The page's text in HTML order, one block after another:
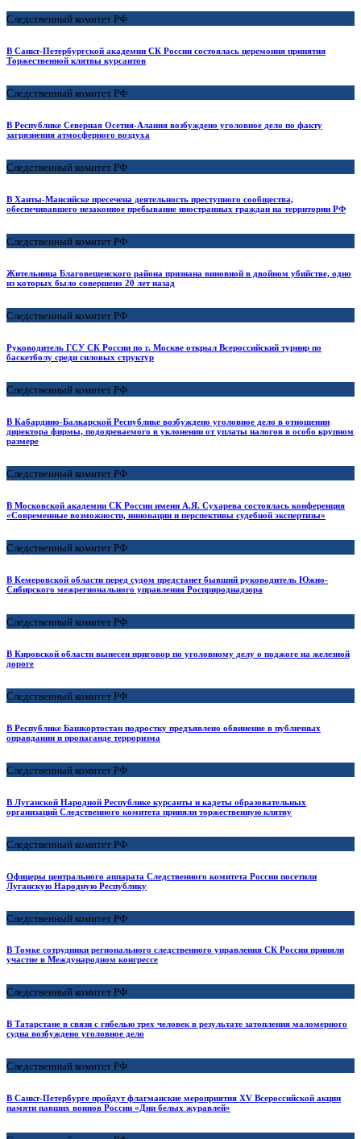
Следственный комитет РФ
В Санкт-Петербургской академии СК России состоялась церемония принятия
Торжественной клятвы курсантов
Следственный комитет РФ
В Республике Северная Осетия-Алания возбуждено уголовное дело по факту
загрязнения атмосферного воздуха
Следственный комитет РФ
В Ханты-Мансийске пресечена деятельность преступного сообщества,
обеспечивавшего незаконное пребывание иностранных граждан на территории РФ
Следственный комитет РФ
Жительница Благовещенского района признана виновной в двойном убийстве, одно
из которых было совершено 20 лет назад
Следственный комитет РФ
Руководитель ГСУ СК России по г. Москве открыл Всероссийский турнир по
баскетболу среди силовых структур
Следственный комитет РФ
В Кабардино-Балкарской Республике возбуждено уголовное дело в отношении
директора фирмы, подозреваемого в уклонении от уплаты налогов в особо крупном
размере
Следственный комитет РФ
В Московской академии СК России имени А.Я. Сухарева состоялась конференция
«Современные возможности, инновации и перспективы судебной экспертизы»
Следственный комитет РФ
В Кемеровской области перед судом предстанет бывший руководитель Южно-
Сибирского межрегионального управления Росприроднадзора
Следственный комитет РФ
В Кировской области вынесен приговор по уголовному делу о поджоге на железной
дороге
Следственный комитет РФ
В Республике Башкортостан подростку предъявлено обвинение в публичных
оправдании и пропаганде терроризма
Следственный комитет РФ
В Луганской Народной Республике курсанты и кадеты образовательных
организаций Следственного комитета приняли торжественную клятву
Следственный комитет РФ
Офицеры центрального аппарата Следственного комитета России посетили
Луганскую Народную Республику
Следственный комитет РФ
В Томке сотрудники регионального следственного управления СК России приняли
участие в Международном конгрессе
Следственный комитет РФ
В Татарстане в связи с гибелью трех человек в результате затопления маломерного
судна возбуждено уголовное дело
Следственный комитет РФ
В Санкт-Петербурге пройдут флагманские мероприятия XV Всероссийской акции
памяти павших воинов России «Дни белых журавлей»